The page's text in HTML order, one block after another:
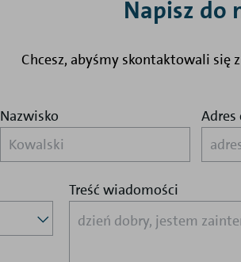
Napisz do
Chcesz, abyśmy skontaktowali się
Nazwisko
Treść wiadomości